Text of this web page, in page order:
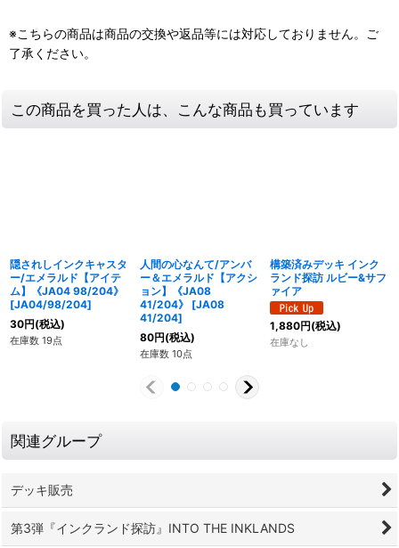
※こちらの商品は商品の交換や返品等には対応しておりません。ご
了承ください。
この商品を買った人は、こんな商品も買っています
隠されしインクキャスタ
ー/エメラルド【アイテ
ム】《JA04 98/204》
[JA04/98/204]
30円(税込)
在庫数 19点
人間の心なんて/アンバ
ー＆エメラルド【アクシ
ョン】《JA08
41/204》
[JA08
41/204]
80円(税込)
在庫数 10点
構築済みデッキ インク
ランド探訪 ルビー&サフ
ァイア
1,880円(税込)
在庫なし
関連グループ
デッキ販売
第3弾『インクランド探訪』INTO THE INKLANDS